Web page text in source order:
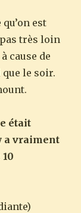
est
très loin
cause de
le soir.
était
a vraiment